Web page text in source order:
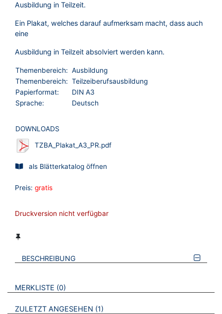
Ausbildung in Teilzeit.
Ein Plakat, welches darauf aufmerksam macht, dass auch
eine
Ausbildung in Teilzeit absolviert werden kann.
Themenbereich: Ausbildung
Themenbereich: Teilzeiberufsausbildung
Papierformat:
DIN A3
Sprache:
Deutsch
DOWNLOADS
TZBA_Plakat_A3_PR.pdf
als Blätterkatalog öffnen
Preis: gratis
Druckversion nicht verfügbar
BESCHREIBUNG
VERWEISE AUF VERMERKTE- ODER ZULETZT ANGESEHENE
MERKLISTE 0 BROSCHÜREN
ZULETZT ANGESEHEN 1 BROSCHÜREN